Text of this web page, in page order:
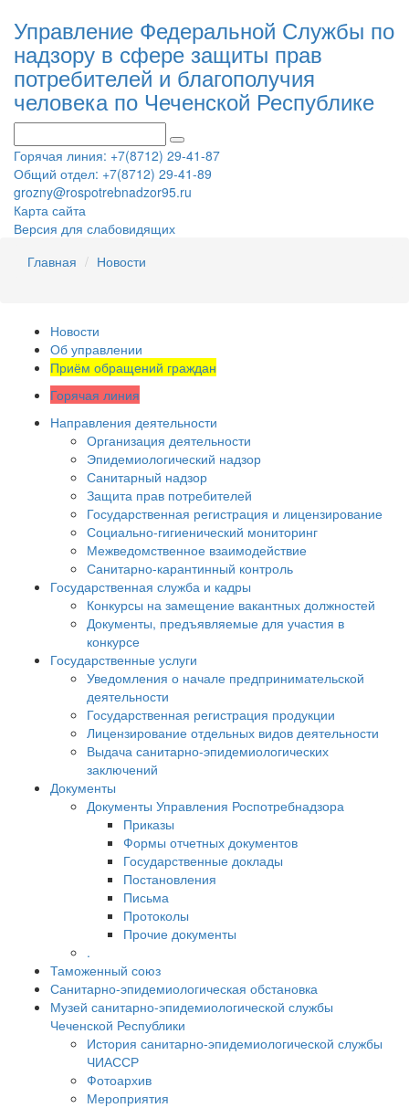
Управление Федеральной Службы по
надзору в сфере защиты прав
потребителей и благополучия
человека по Чеченской Республике
Горячая линия: +7(8712) 29-41-87
Общий отдел: +7(8712) 29-41-89
grozny@rospotrebnadzor95.ru
Карта сайта
Версия для слабовидящих
Главная
Новости
Новости
Об управлении
Приём обращений граждан
Горячая линия
Направления деятельности
Организация деятельности
Эпидемиологический надзор
Санитарный надзор
Защита прав потребителей
Государственная регистрация и лицензирование
Социально-гигиенический мониторинг
Межведомственное взаимодействие
Санитарно-карантинный контроль
Государственная служба и кадры
Конкурсы на замещение вакантных должностей
Документы, предъявляемые для участия в
конкурсе
Государственные услуги
Уведомления о начале предпринимательской
деятельности
Государственная регистрация продукции
Лицензирование отдельных видов деятельности
Выдача санитарно-эпидемиологических
заключений
Документы
Документы Управления Роспотребнадзора
Приказы
Формы отчетных документов
Государственные доклады
Постановления
Письма
Протоколы
Прочие документы
.
Таможенный союз
Санитарно-эпидемиологическая обстановка
Музей санитарно-эпидемиологической службы
Чеченской Республики
История санитарно-эпидемиологической службы
ЧИАССР
Фотоархив
Мероприятия